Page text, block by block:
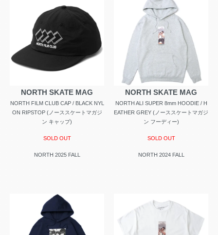
NORTH SKATE MAG
NORTH FILM CLUB CAP / BLACK NYL
ON RIPSTOP (ノーススケートマガジ
ン キャップ)
SOLD OUT
NORTH 2025 FALL
NORTH SKATE MAG
NORTH ALI SUPER 8mm HOODIE / H
EATHER GREY (ノーススケートマガジ
ン フーディー)
SOLD OUT
NORTH 2024 FALL